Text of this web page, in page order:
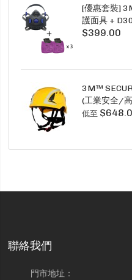
[優惠套裝]
護面具 +
SECURE
$399.00
3M™
(工業安全/
低至
聯絡我們
門市地址：